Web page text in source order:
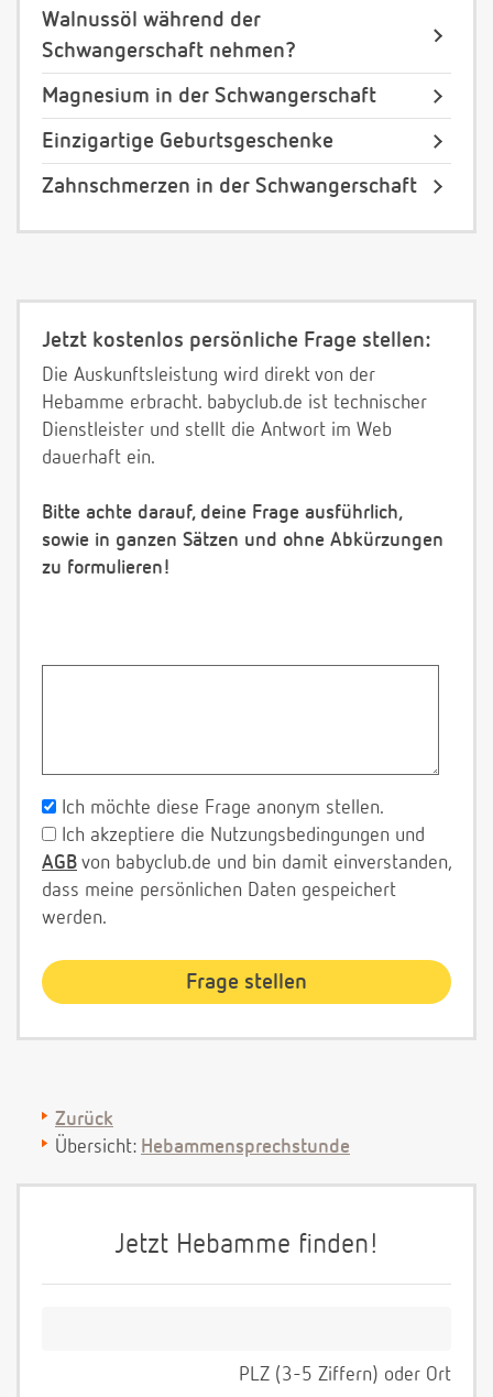
Walnussöl während der
Schwangerschaft nehmen?
Magnesium in der Schwangerschaft
Einzigartige Geburtsgeschenke
Zahnschmerzen in der Schwangerschaft
Jetzt kostenlos persönliche Frage stellen:
Die Auskunftsleistung wird direkt von der
Hebamme erbracht. babyclub.de ist technischer
Dienstleister und stellt die Antwort im Web
dauerhaft ein.
Bitte achte darauf, deine Frage ausführlich,
sowie in ganzen Sätzen und ohne Abkürzungen
zu formulieren!
Ich möchte diese Frage anonym stellen.
Ich akzeptiere die Nutzungsbedingungen und
AGB von babyclub.de und bin damit einverstanden,
dass meine persönlichen Daten gespeichert
werden.
Zurück
Übersicht: Hebammensprechstunde
Jetzt Hebamme finden!
PLZ (3-5 Ziffern) oder Ort